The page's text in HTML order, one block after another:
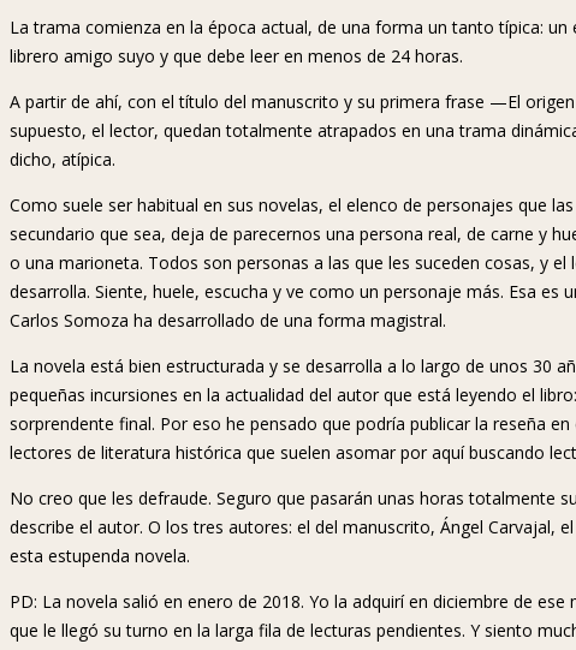
La trama comienza en la época actual, de una forma un tanto típica:
librero amigo suyo y que debe leer en menos de 24 horas.
A partir de ahí, con el título del manuscrito y su primera frase —El
supuesto, el lector, quedan totalmente atrapados en una trama
dicho, atípica.
Como suele ser habitual en sus novelas, el elenco de personajes que
secundario que sea, deja de parecernos una persona real, de carne y
o una marioneta. Todos son personas a las que les suceden cosas, y
desarrolla. Siente, huele, escucha y ve como un personaje más. Esa es
Carlos Somoza ha desarrollado de una forma magistral.
La novela está bien estructurada y se desarrolla a lo largo de unos 30
pequeñas incursiones en la actualidad del autor que está leyendo el
sorprendente final. Por eso he pensado que podría publicar la reseña
lectores de literatura histórica que suelen asomar por aquí buscando
No creo que les defraude. Seguro que pasarán unas horas totalmente
describe el autor. O los tres autores: el del manuscrito, Ángel Carvajal,
esta estupenda novela.
PD: La novela salió en enero de 2018. Yo la adquirí en diciembre de
que le llegó su turno en la larga fila de lecturas pendientes. Y siento